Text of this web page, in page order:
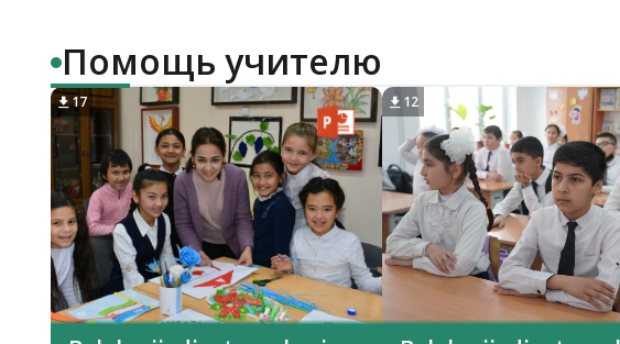
Помощь учителю
17 12